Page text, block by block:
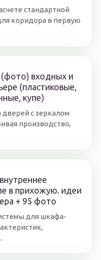
стандартной
коридора в первую
(фото) входных и
(пластиковые,
купе)
с зеркалом
производство,
в прихожую. идеи
+ 95 фото
для шкафа-